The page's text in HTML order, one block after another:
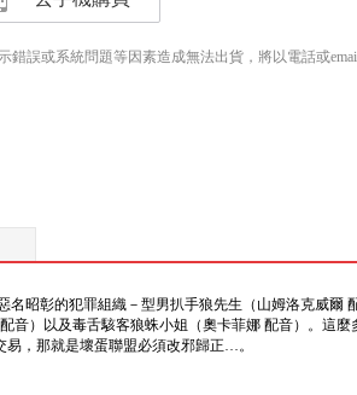
誤或系統問題等因素造成無法出貨，將以電話或
昭彰的犯罪組織－型男扒手狼先生（山姆洛克威爾
）以及毒舌駭客狼蛛小姐（奧卡菲娜 配音）。這
，那就是壞蛋聯盟必須改邪歸正…。